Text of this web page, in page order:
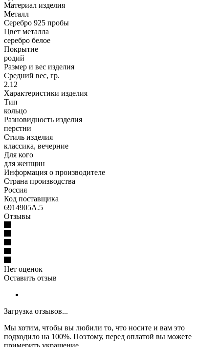
Материал изделия
Металл
Серебро 925 пробы
Цвет металла
серебро белое
Покрытие
родий
Размер и вес изделия
Средний вес, гр.
2.12
Характеристики изделия
Тип
кольцо
Разновидность изделия
перстни
Стиль изделия
классика, вечерние
Для кого
для женщин
Информация о производителе
Страна производства
Россия
Код поставщика
6914905А.5
Отзывы
Нет оценок
Оставить отзыв
Загрузка отзывов...
Мы хотим, чтобы вы любили то, что носите и вам это
подходило на 100%. Поэтому, перед оплатой вы можете
примерить украшение.